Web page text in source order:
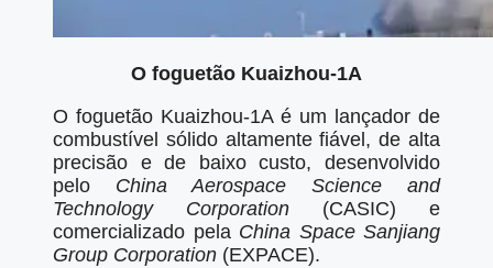
O foguetão Kuaizhou-1A
O foguetão Kuaizhou-1A é um lançador de
combustível sólido altamente fiável, de alta
precisão e de baixo custo, desenvolvido
pelo China Aerospace Science and
Technology Corporation (CASIC) e
comercializado pela China Space Sanjiang
Group Corporation (EXPACE).